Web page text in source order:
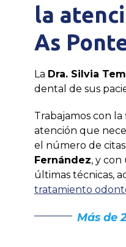
la
As
La Dra. Silvia
dental de sus
Trabajamos con la
atención que
el número de
Fernández, y con
últimas técnicas,
tratamiento
Más de